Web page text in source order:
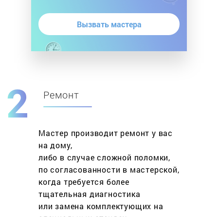
Вызвать мастера
Ремонт
Мастер производит ремонт у вас
на дому,
либо в случае сложной поломки,
по согласованности в мастерской,
когда требуется более
тщательная диагностика
или замена комплектующих на